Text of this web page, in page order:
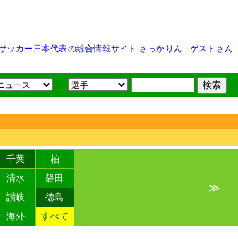
ッカー日本代表の総合情報サイト さっかりん - ゲストさん
千葉
柏
清水
磐田
讃岐
徳島
海外 すべて
≫